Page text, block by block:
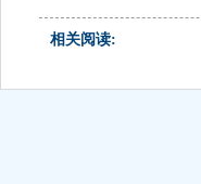
相关阅读: